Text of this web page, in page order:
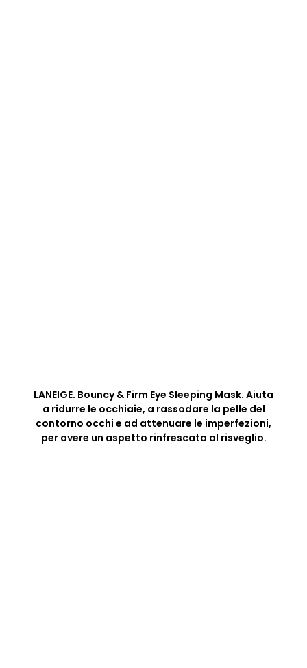
LANEIGE. Bouncy & Firm Eye Sleeping Mask. Aiuta
a ridurre le occhiaie, a rassodare la pelle del
contorno occhi e ad attenuare le imperfezioni,
per avere un aspetto rinfrescato al risveglio.